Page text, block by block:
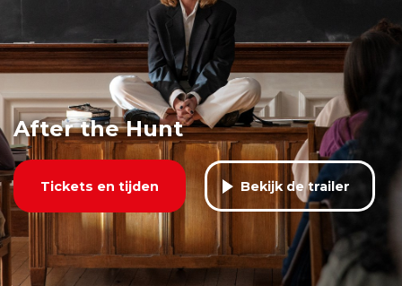
After the Hunt
Tickets en tijden Bekijk de trailer